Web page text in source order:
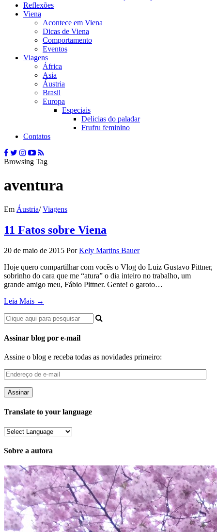
Reflexões
Viena
Acontece em Viena
Dicas de Viena
Comportamento
Eventos
Viagens
África
Asia
Áustria
Brasil
Europa
Especiais
Delicias do paladar
Frufru feminino
Contatos
Browsing Tag
aventura
Em Áustria/ Viagens
11 Fatos sobre Viena
20 de maio de 2015 Por Kely Martins Bauer
Hoje quero compartilhar com vocês o Vlog do Luiz Gustavo Pittner,
sobrinho do cara que me “atura” o dia inteiro no trabalho, um
grande amigo meu, Fábio Pittner. Gente! o garoto…
Leia Mais →
Assinar blog por e-mail
Assine o blog e receba todas as novidades primeiro:
Endereço
de
e-
mail
Translate to your language
Sobre a autora